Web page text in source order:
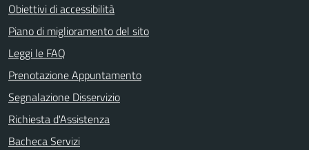
Obiettivi di accessibilità
Piano di miglioramento del sito
Leggi le FAQ
Prenotazione Appuntamento
Segnalazione Disservizio
Richiesta d'Assistenza
Bacheca Servizi